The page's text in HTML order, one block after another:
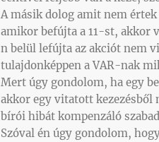
A másik dolog amit nem
amikor befújta a 11-st, akkor
n belül lefújta az akciót nem
tulajdonképpen a VAR-nak
Mert úgy gondolom, ha egy
akkor egy vitatott
bírói hibát kompenzáló
Szóval én úgy gondolom,